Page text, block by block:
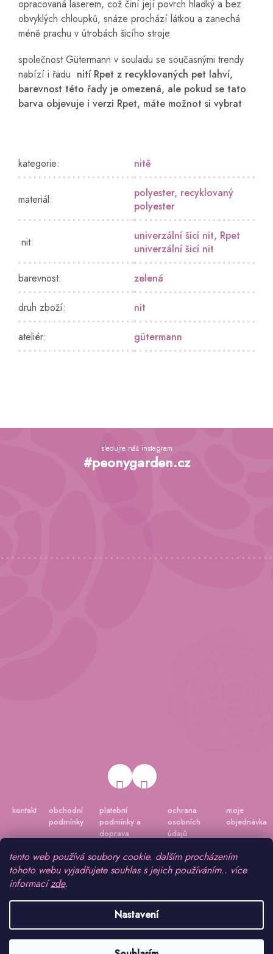
tento web používá soubory cookie. dalším procházením
tohoto webu vyjadřujete souhlas s jejich používáním.. více
informacízde.
Nastavení
opracovaná laserem, což činí její povrch hladký a bez
obvyklých chloupků, snáze prochází látkou a zanechá
méně prachu v útrobách šicího stroje
společnost Gütermann v souladu se současnými trendy
nabízí i řadu nití Rpet z recyklovaných pet lahví,
barevnost této řady je omezená, ale pokud se tato
barva objevuje i verzi Rpet, máte možnot si vybrat
kategorie: nitě
materiál: polyester, recyklovaný
polyester
•nit: univerzální šicí nit, Rpet
univerzální šicí nit
barevnost: zelená
druh zboží: nit
ateliér: gütermann
Z
sledujte náš instagram
#peonygarden.cz
kontakt
obchodní
podmínky
platební
podmínky a
doprava
ochrana
osobních
údajů
moje
objednávka
Připravil Shoptetnamiru.cz